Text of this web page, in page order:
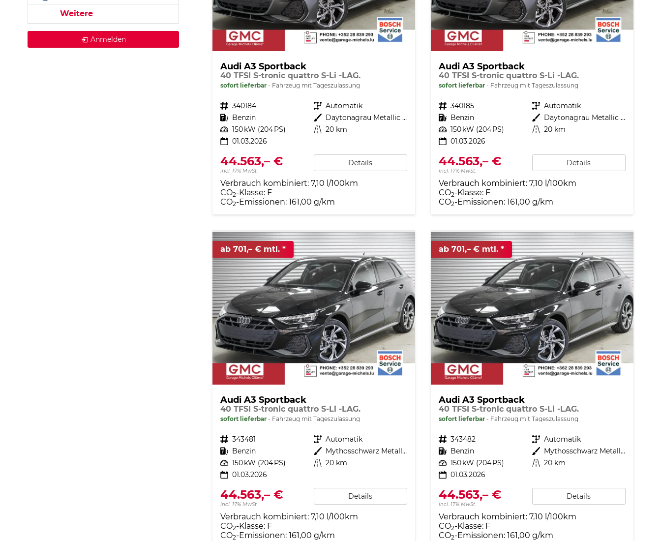
Audi A3 Sportback
40 TFSI S-tronic quattro S-Li -LAG.
sofort lieferbar Fahrzeug mit Tageszulassung
Fahrzeugnr. 340184 Getriebe Automatik
Kraftstoff Benzin Außenfarbe
Daytonagrau Metallic (6Y)
Leistung 150 kW (204 PS) Kilometerstand 20 km
01.03.2026
44.563,– €
incl. 17% MwSt.
Details
Verbrauch kombiniert: 7,10 l/100km
CO2-Klasse: F
CO2-Emissionen: 161,00 g/km
Audi A3 Sportback
40 TFSI S-tronic quattro S-Li -LAG.
sofort lieferbar Fahrzeug mit Tageszulassung
Fahrzeugnr. 340185 Getriebe Automatik
Kraftstoff Benzin Außenfarbe
Daytonagrau Metallic (6Y)
Leistung 150 kW (204 PS) Kilometerstand 20 km
01.03.2026
44.563,– €
incl. 17% MwSt.
Details
Verbrauch kombiniert: 7,10 l/100km
CO2-Klasse: F
CO2-Emissionen: 161,00 g/km
ab 701,– € mtl.
Audi A3 Sportback
40 TFSI S-tronic quattro S-Li -LAG.
sofort lieferbar Fahrzeug mit Tageszulassung
Fahrzeugnr. 343481 Getriebe Automatik
Kraftstoff Benzin Außenfarbe
Mythosschwarz Metallic (0E)
Leistung 150 kW (204 PS) Kilometerstand 20 km
01.03.2026
44.563,– €
incl. 17% MwSt.
Details
Verbrauch kombiniert: 7,10 l/100km
CO2-Klasse: F
CO2-Emissionen: 161,00 g/km
ab 701,– € mtl.
Audi A3 Sportback
40 TFSI S-tronic quattro S-Li -LAG.
sofort lieferbar Fahrzeug mit Tageszulassung
Fahrzeugnr. 343482 Getriebe Automatik
Kraftstoff Benzin Außenfarbe
Mythosschwarz Metallic (0E)
Leistung 150 kW (204 PS) Kilometerstand 20 km
01.03.2026
44.563,– €
incl. 17% MwSt.
Details
Verbrauch kombiniert: 7,10 l/100km
CO2-Klasse: F
CO2-Emissionen: 161,00 g/km
Weitere
Anmelden